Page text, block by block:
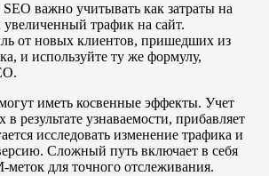
важно учитывать как затраты на
трафик на сайт.
от новых клиентов, пришедших из
и используйте ту же формулу,
иметь косвенные эффекты. Учет
результате узнаваемости, прибавляет
исследовать изменение трафика и
Сложный путь включает в себя
меток для точного отслеживания.